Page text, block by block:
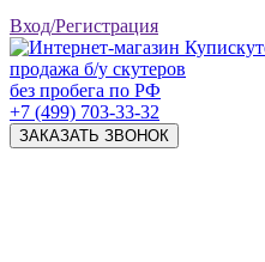
Вход/Регистрация
продажа б/у скутеров
без пробега по РФ
+7 (499) 703-33-32
ЗАКАЗАТЬ ЗВОНОК